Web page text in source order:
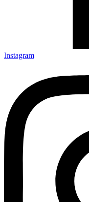
Instagram